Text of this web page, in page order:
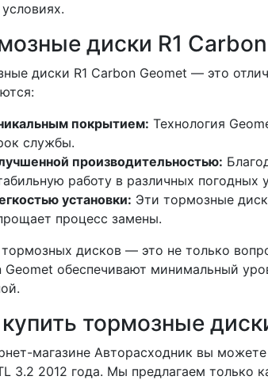
диски R1
диски R1 Carbon Geomet — это
покрытием: Технология
службы.
производительностью:
работу в различных погодных
установки: Эти тормозные
процесс замены.
дисков — это не только
Geomet обеспечивают минимальный
тормозные
магазине Авторасходник вы
3.2 2012 года. Мы предлагаем только